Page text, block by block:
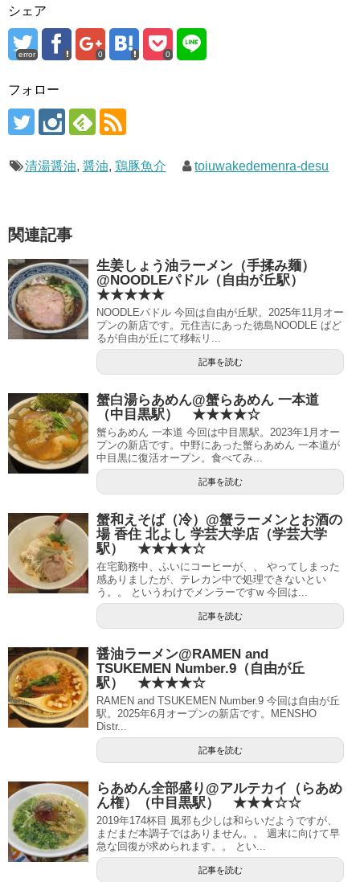
シェア
error 0 0
フォロー
清湯醤油, 醤油, 鶏豚魚介 toiuwakedemenra-desu
関連記事
生姜しょう油ラーメン（手揉み麺）
@NOODLEパドル（自由が丘駅）
★★★★★
NOODLEパドル 今回は自由が丘駅。2025年11月オー
プンの新店です。元住吉にあった徳島NOODLE ぱど
るが自由が丘にて移転リ...
記事を読む
蟹白湯らあめん@蟹らあめん 一本道
（中目黒駅） ★★★★☆
蟹らあめん 一本道 今回は中目黒駅。2023年1月オー
プンの新店です。中野にあった蟹らあめん 一本道が
中目黒に復活オープン。食べてみ...
記事を読む
蟹和えそば（冷）@蟹ラーメンとお酒の
場 香住 北よし 学芸大学店（学芸大学
駅） ★★★★☆
在宅勤務中、ふいにコーヒーが、、 やってしまった
感ありましたが、テレカン中で処理できないとい
う。。 というわけでメンラーですw 今回は...
記事を読む
醤油ラーメン@RAMEN and
TSUKEMEN Number.9（自由が丘
駅） ★★★★☆
RAMEN and TSUKEMEN Number.9 今回は自由が丘
駅。2025年6月オープンの新店です。MENSHO
Distr...
記事を読む
らあめん全部盛り@アルテカイ（らあめ
ん権）（中目黒駅） ★★★☆☆
2019年174杯目 風邪も少しは和らいだようですが、
まだまだ本調子ではありません。。 週末に向けて早
急な回復が求められます。。 とい...
記事を読む